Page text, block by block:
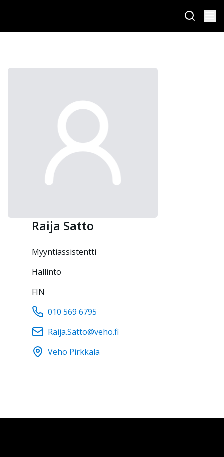
Raija Satto
myyntiassistentti
Hallinto
FIN
010 569 6795
Raija.Satto@veho.fi
Veho Pirkkala